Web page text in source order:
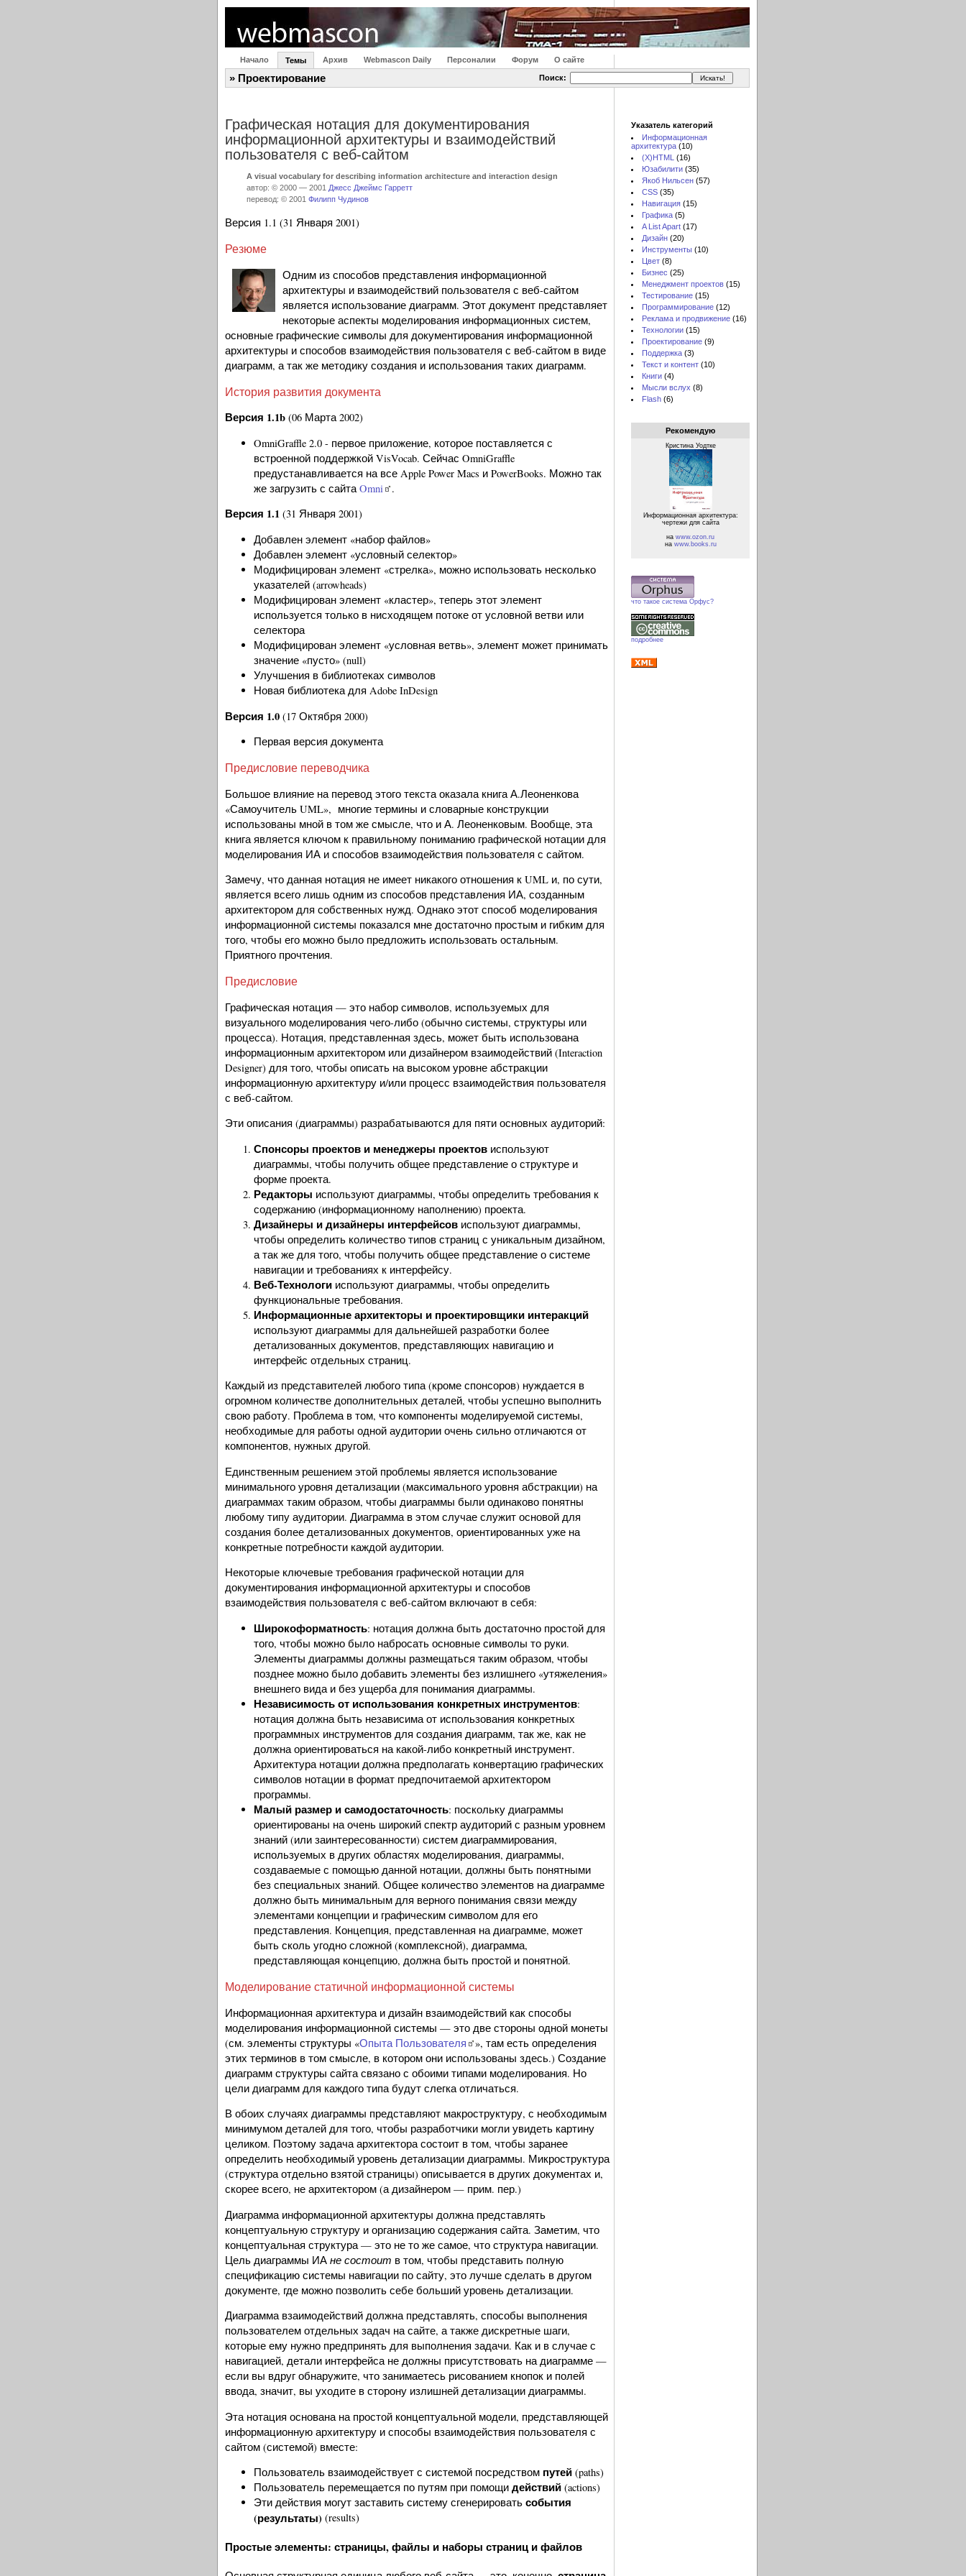
Начало Темы Архив Webmascon Daily Персоналии Форум О сайте
» Проектирование Поиск:
Графическая нотация для документирования
информационной архитектуры и взаимодействий
пользователя с веб-сайтом
A visual vocabulary for describing information architecture and interaction design
автор: © 2000 — 2001 Джесс Джеймс Гарретт
перевод: © 2001 Филипп Чудинов
Версия 1.1 (31 Января 2001)
Резюме
Одним из способов представления информационной
архитектуры и взаимодействий пользователя с веб-сайтом
является использование диаграмм. Этот документ представляет
некоторые аспекты моделирования информационных систем,
основные графические символы для документирования информационной
архитектуры и способов взаимодействия пользователя с веб-сайтом в виде
диаграмм, а так же методику создания и использования таких диаграмм.
История развития документа
Версия 1.1b (06 Марта 2002)
OmniGraffle 2.0 - первое приложение, которое поставляется с
встроенной поддержкой VisVocab. Сейчас OmniGraffle
предустанавливается на все Apple Power Macs и PowerBooks. Можно так
же загрузить с сайтаOmni .
Версия 1.1 (31 Января 2001)
Добавлен элемент «набор файлов»
Добавлен элемент «условный селектор»
Модифицирован элемент «стрелка», можно использовать несколько
указателей (arrowheads)
Модифицирован элемент «кластер», теперь этот элемент
используется только в нисходящем потоке от условной ветви или
селектора
Модифицирован элемент «условная ветвь», элемент может принимать
значение «пусто» (null)
Улучшения в библиотеках символов
Новая библиотека для Adobe InDesign
Версия 1.0 (17 Октября 2000)
Первая версия документа
Предисловие переводчика
Большое влияние на перевод этого текста оказала книга А.Леоненкова
«Самоучитель UML», многие термины и словарные конструкции
использованы мной в том же смысле, что и А. Леоненковым. Вообще, эта
книга является ключом к правильному пониманию графической нотации для
моделирования ИА и способов взаимодействия пользователя с сайтом.
Замечу, что данная нотация не имеет никакого отношения к UML и, по сути,
является всего лишь одним из способов представления ИА, созданным
архитектором для собственных нужд. Однако этот способ моделирования
информационной системы показался мне достаточно простым и гибким для
того, чтобы его можно было предложить использовать остальным.
Приятного прочтения.
Предисловие
Графическая нотация — это набор символов, используемых для
визуального моделирования чего-либо (обычно системы, структуры или
процесса). Нотация, представленная здесь, может быть использована
информационным архитектором или дизайнером взаимодействий (Interaction
Designer) для того, чтобы описать на высоком уровне абстракции
информационную архитектуру и/или процесс взаимодействия пользователя
с веб-сайтом.
Эти описания (диаграммы) разрабатываются для пяти основных аудиторий:
Спонсоры проектов и менеджеры проектов используют
диаграммы, чтобы получить общее представление о структуре и
форме проекта.
Редакторы используют диаграммы, чтобы определить требования к
содержанию (информационному наполнению) проекта.
Дизайнеры и дизайнеры интерфейсов используют диаграммы,
чтобы определить количество типов страниц с уникальным дизайном,
а так же для того, чтобы получить общее представление о системе
навигации и требованиях к интерфейсу.
Веб-Технологи используют диаграммы, чтобы определить
функциональные требования.
Информационные архитекторы и проектировщики интеракций
используют диаграммы для дальнейшей разработки более
детализованных документов, представляющих навигацию и
интерфейс отдельных страниц.
Каждый из представителей любого типа (кроме спонсоров) нуждается в
огромном количестве дополнительных деталей, чтобы успешно выполнить
свою работу. Проблема в том, что компоненты моделируемой системы,
необходимые для работы одной аудитории очень сильно отличаются от
компонентов, нужных другой.
Единственным решением этой проблемы является использование
минимального уровня детализации (максимального уровня абстракции) на
диаграммах таким образом, чтобы диаграммы были одинаково понятны
любому типу аудитории. Диаграмма в этом случае служит основой для
создания более детализованных документов, ориентированных уже на
конкретные потребности каждой аудитории.
Некоторые ключевые требования графической нотации для
документирования информационной архитектуры и способов
взаимодействия пользователя с веб-сайтом включают в себя:
Широкоформатность: нотация должна быть достаточно простой для
того, чтобы можно было набросать основные символы то руки.
Элементы диаграммы должны размещаться таким образом, чтобы
позднее можно было добавить элементы без излишнего «утяжеления»
внешнего вида и без ущерба для понимания диаграммы.
Независимость от использования конкретных инструментов:
нотация должна быть независима от использования конкретных
программных инструментов для создания диаграмм, так же, как не
должна ориентироваться на какой-либо конкретный инструмент.
Архитектура нотации должна предполагать конвертацию графических
символов нотации в формат предпочитаемой архитектором
программы.
Малый размер и самодостаточность: поскольку диаграммы
ориентированы на очень широкий спектр аудиторий с разным уровнем
знаний (или заинтересованности) систем диаграммирования,
используемых в других областях моделирования, диаграммы,
создаваемые с помощью данной нотации, должны быть понятными
без специальных знаний. Общее количество элементов на диаграмме
должно быть минимальным для верного понимания связи между
элементами концепции и графическим символом для его
представления. Концепция, представленная на диаграмме, может
быть сколь угодно сложной (комплексной), диаграмма,
представляющая концепцию, должна быть простой и понятной.
Моделирование статичной информационной системы
Информационная архитектура и дизайн взаимодействий как способы
моделирования информационной системы — это две стороны одной монеты
(см. элементы структуры «Опыта Пользователя
», там есть определения
этих терминов в том смысле, в котором они использованы здесь.) Создание
диаграмм структуры сайта связано с обоими типами моделирования. Но
цели диаграмм для каждого типа будут слегка отличаться.
В обоих случаях диаграммы представляют макроструктуру, с необходимым
минимумом деталей для того, чтобы разработчики могли увидеть картину
целиком. Поэтому задача архитектора состоит в том, чтобы заранее
определить необходимый уровень детализации диаграммы. Микроструктура
(структура отдельно взятой страницы) описывается в других документах и,
скорее всего, не архитектором (а дизайнером — прим. пер.)
Диаграмма информационной архитектуры должна представлять
концептуальную структуру и организацию содержания сайта. Заметим, что
концептуальная структура — это не то же самое, что структура навигации.
Цель диаграммы ИА не состоит в том, чтобы представить полную
спецификацию системы навигации по сайту, это лучше сделать в другом
документе, где можно позволить себе больший уровень детализации.
Диаграмма взаимодействий должна представлять, способы выполнения
пользователем отдельных задач на сайте, а также дискретные шаги,
которые ему нужно предпринять для выполнения задачи. Как и в случае с
навигацией, детали интерфейса не должны присутствовать на диаграмме —
если вы вдруг обнаружите, что занимаетесь рисованием кнопок и полей
ввода, значит, вы уходите в сторону излишней детализации диаграммы.
Эта нотация основана на простой концептуальной модели, представляющей
информационную архитектуру и способы взаимодействия пользователя с
сайтом (системой) вместе:
Пользователь взаимодействует с системой посредством путей (paths)
Пользователь перемещается по путям при помощи действий (actions)
Эти действия могут заставить систему сгенерировать события
(результаты) (results)
Простые элементы: страницы, файлы и наборы страниц и файлов
Указатель категорий
Информационная
архитектура (10)
(X)HTML
(16)
Юзабилити (35)
Якоб Нильсен (57)
CSS (35)
Навигация (15)
Графика (5)
A List Apart (17)
Дизайн (20)
Инструменты (10)
Цвет (8)
Бизнес (25)
Менеджмент проектов (15)
Тестирование (15)
Программирование (12)
Реклама и продвижение (16)
Технологии (15)
Проектирование (9)
Поддержка (3)
Текст и контент (10)
Книги (4)
Мысли вслух (8)
Flash (6)
Рекомендую
Кристина Уодтке
Информационная архитектура:
чертежи для сайта
на www.ozon.ru
на www.books.ru
что такое система Орфус?
подробнее